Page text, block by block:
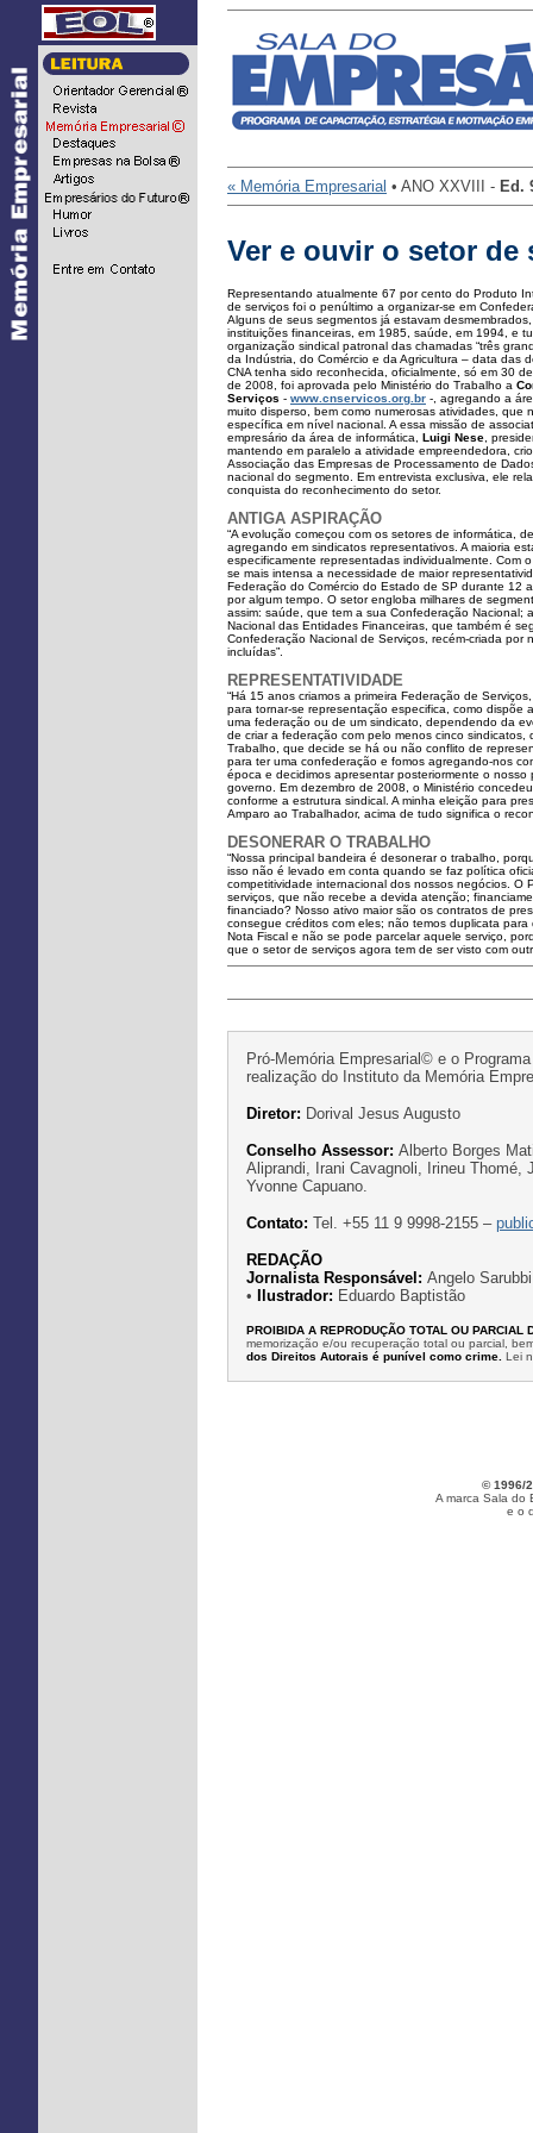
« Memória Empresarial • ANO XXVIII - Ed.
Ver e ouvir o setor de
Representando atualmente 67 por cento do Produto
de serviços foi o penúltimo a organizar-se em
Alguns de seus segmentos já estavam
instituições financeiras, em 1985, saúde, em 1994, e
organização sindical patronal das chamadas “três
da Indústria, do Comércio e da Agricultura – data das
CNA tenha sido reconhecida, oficialmente, só em 30
de 2008, foi aprovada pelo Ministério do Trabalho a
Serviços - www.cnservicos.org.br -, agregando a
muito disperso, bem como numerosas atividades, que
específica em nível nacional. A essa missão de
empresário da área de informática, Luigi Nese ,
mantendo em paralelo a atividade empreendedora,
Associação das Empresas de Processamento de
nacional do segmento. Em entrevista exclusiva, ele
conquista do reconhecimento do setor.
ANTIGA ASPIRAÇÃO
“A evolução começou com os setores de informática,
agregando em sindicatos representativos. A maioria
especificamente representadas individualmente. Com
se mais intensa a necessidade de maior
Federação do Comércio do Estado de SP durante 12
por algum tempo. O setor engloba milhares de
assim: saúde, que tem a sua Confederação Nacional;
Nacional das Entidades Financeiras, que também é
Confederação Nacional de Serviços, recém-criada
incluídas”.
REPRESENTATIVIDADE
“Há 15 anos criamos a primeira Federação de
para tornar-se representação especifica, como dispõe
uma federação ou de um sindicato, dependendo da
de criar a federação com pelo menos cinco
Trabalho, que decide se há ou não conflito de
para ter uma confederação e fomos agregando-nos
época e decidimos apresentar posteriormente o
governo. Em dezembro de 2008, o Ministério
conforme a estrutura sindical. A minha eleição para
Amparo ao Trabalhador, acima de tudo significa o
DESONERAR O TRABALHO
“Nossa principal bandeira é desonerar o trabalho,
isso não é levado em conta quando se faz política
competitividade internacional dos nossos negócios.
serviços, que não recebe a devida atenção;
financiado? Nosso ativo maior são os contratos de
consegue créditos com eles; não temos duplicata
Nota Fiscal e não se pode parcelar aquele serviço,
que o setor de serviços agora tem de ser visto com
Pró-Memória Empresarial© e o
realização do Instituto da Memória
Diretor: Dorival Jesus Augusto
Conselho Assessor: Alberto Borges
Aliprandi, Irani Cavagnoli, Irineu Thomé,
Yvonne Capuano.
Contato: Tel. +55 11 9 9998-2155 –
REDAÇÃO
Jornalista Responsável: Angelo
•
Ilustrador: Eduardo Baptistão
PROIBIDA A REPRODUÇÃO TOTAL OU PARCIAL
memorização e/ou recuperação total ou parcial,
dos Direitos Autorais é punível como crime. Lei
© 1996/
A marca Sala do
e o